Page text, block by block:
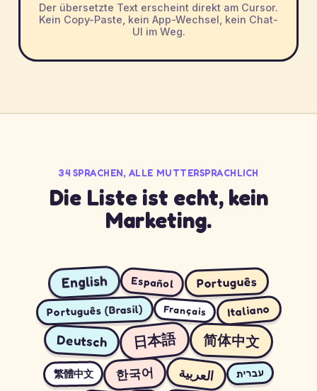
Der übersetzte Text erscheint direkt am Cursor.
Kein Copy-Paste, kein App-Wechsel, kein Chat-
UI im Weg.
34 SPRACHEN, ALLE MUTTERSPRACHLICH
Die Liste ist echt, kein
Marketing.
English Español Português
Português (Brasil) Français Italiano
Deutsch 日本語 简体中文
繁體中文 한국어 العربية עברית